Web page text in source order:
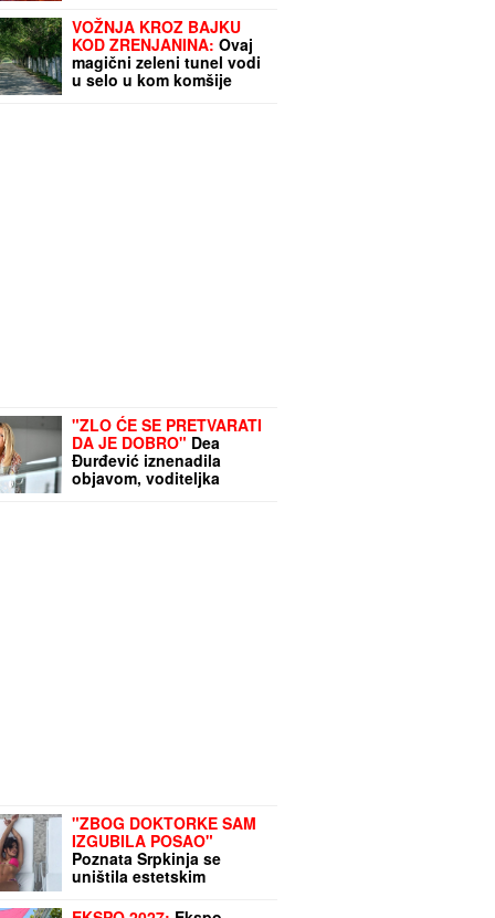
VOŽNJA KROZ BAJKU
KOD ZRENJANINA: Ovaj
magični zeleni tunel vodi
u selo u kom komšije
"ZLO ĆE SE PRETVARATI
DA JE DOBRO" Dea
Đurđević iznenadila
objavom, voditeljka
"ZBOG DOKTORKE SAM
IZGUBILA POSAO"
Poznata Srpkinja se
uništila estetskim
prirodan izgled: Sada